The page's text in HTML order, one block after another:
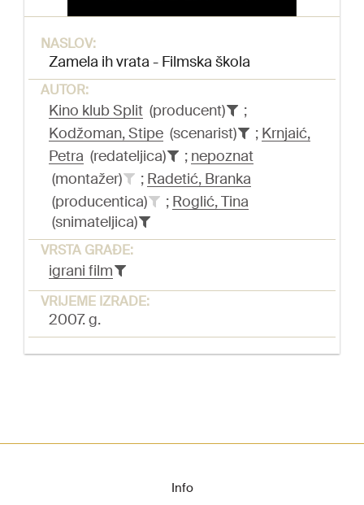
NASLOV:
Zamela ih vrata - Filmska škola
AUTOR:
Kino klub Split (producent)
;
Kodžoman, Stipe (scenarist) ; Krnjaić,
Petra (redateljica) ; nepoznat
(montažer)
; Radetić, Branka
(producentica)
; Roglić, Tina
(snimateljica)
VRSTA GRAĐE:
igrani film
VRIJEME IZRADE:
2007. g.
Info